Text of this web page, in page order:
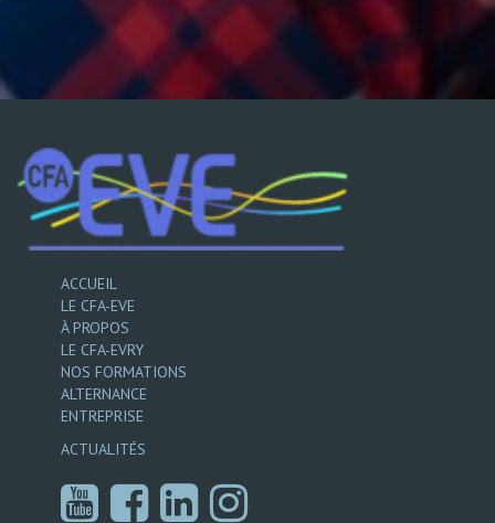
ACCUEIL
LE CFA-EVE
À PROPOS
LE CFA-EVRY
NOS FORMATIONS
ALTERNANCE
ENTREPRISE
ACTUALITÉS